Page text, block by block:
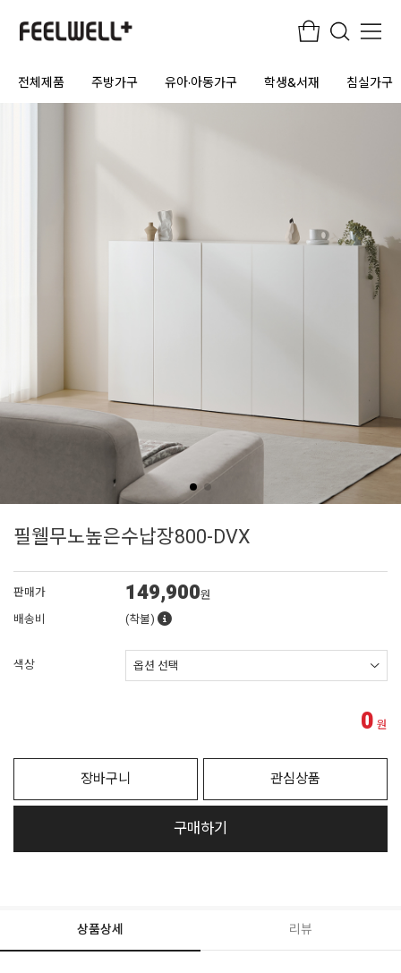
전체제품 주방가구 유아·아동가구 학생&서재 침실가구
필웰무노높은수납장800-DVX
판매가 149,900원
배송비
(착불)
색상
0 원
장바구니 관심상품
구매하기
상품상세 리뷰